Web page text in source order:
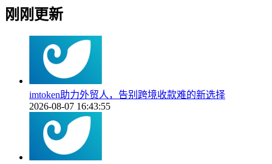
刚刚更新
imtoken助力外贸人，告别跨境收款难的新选择
2026-08-07 16:43:55